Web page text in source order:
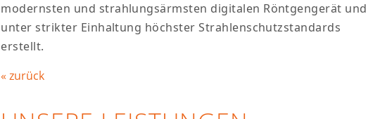
modernsten und strahlungsärmsten digitalen Röntgengerät und
unter strikter Einhaltung höchster Strahlenschutzstandards
erstellt.
« zurück